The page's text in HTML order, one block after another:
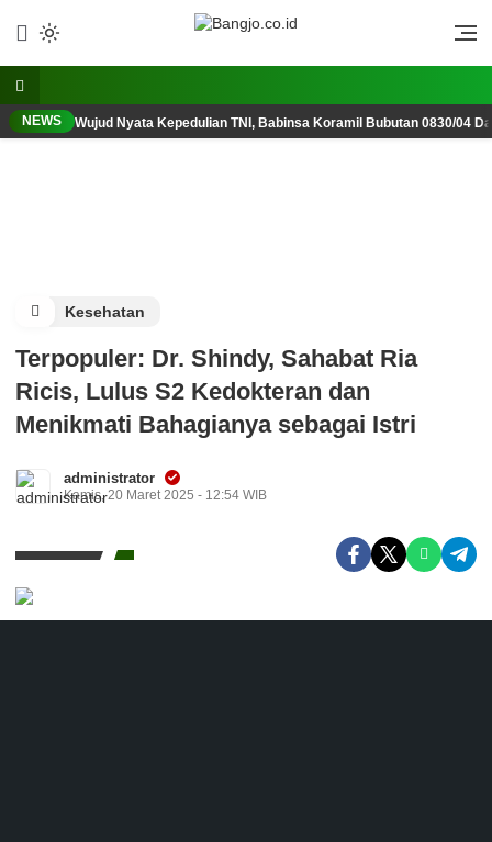
NEWS Wujud Nyata Kepedulian TNI, Babinsa Koramil Bubutan 0830/04
Kesehatan
Terpopuler: Dr. Shindy, Sahabat Ria
Ricis, Lulus S2 Kedokteran dan
Menikmati Bahagianya sebagai Istri
administrator
Kamis, 20 Maret 2025 - 12:54 WIB